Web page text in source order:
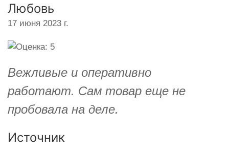
Любовь
17 июня 2023 г.
Вежливые и оперативно
работают. Сам товар еще не
пробовала на деле.
Источник